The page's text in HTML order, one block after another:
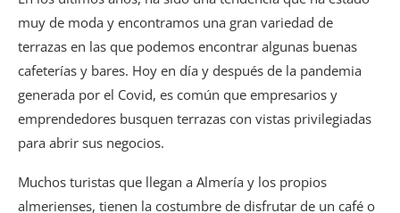
muy de moda y encontramos una gran variedad de
terrazas en las que podemos encontrar algunas buenas
cafeterías y bares. Hoy en día y después de la pandemia
generada por el Covid, es común que empresarios y
emprendedores busquen terrazas con vistas privilegiadas
para abrir sus negocios.
Muchos turistas que llegan a Almería y los propios
almerienses, tienen la costumbre de disfrutar de un café o